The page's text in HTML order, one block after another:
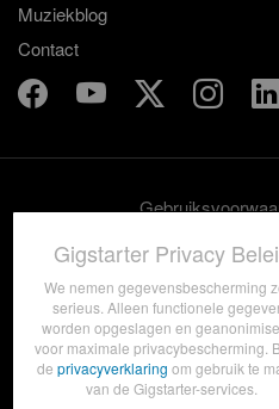
Muziekblog
Contact
© 2012-2026
Gigstarter Privacy
We nemen gegevensbescherming
serieus. Alleen functionele
worden opgeslagen en
voor maximale privacybescherming.
de privacyverklaring om gebruik te
van de Gigstarter-services.